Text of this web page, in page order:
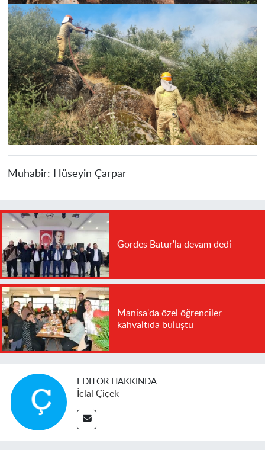
Muhabir: Hüseyin Çarpar
Gördes Batur'la devam dedi
Manisa'da özel öğrenciler
kahvaltıda buluştu
EDITÖR HAKKINDA
İclal Çiçek